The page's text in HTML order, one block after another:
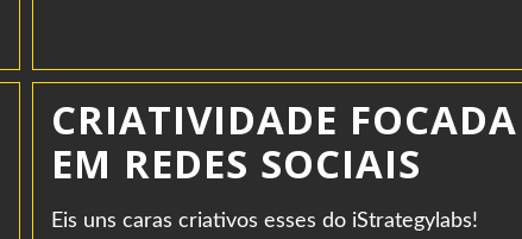
CRIATIVIDADE FOCADA
EM REDES SOCIAIS
Eis uns caras criativos esses do iStrategylabs!